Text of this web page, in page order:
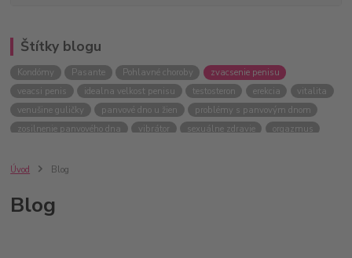
Štítky blogu
Kondómy Pasante Pohlavné choroby
zvacsenie penisu
veacsi penis
idealna velkost penisu testosteron erekcia
vitalita
venušine guličky
panvové dno u žien
problémy s panvovým dnom
zosilnenie panvového dna
vibrátor sexuálne zdravie orgazmus
Úvod Blog
Blog